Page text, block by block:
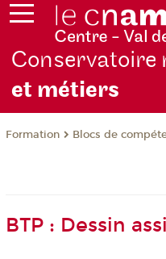
Conservatoire
et métiers
Formation Blocs de
BTP : Dessin